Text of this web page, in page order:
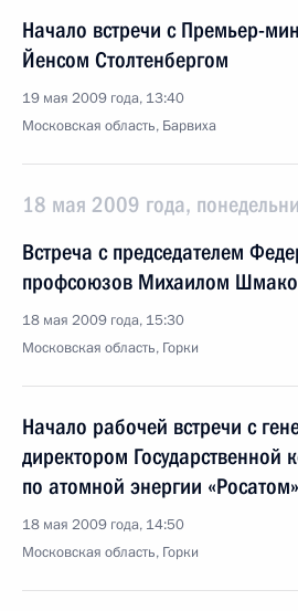
Начало встречи с Премьер-
Йенсом Столтенбергом
19 мая 2009 года, 13:40
Московская область, Барвиха
18 мая 2009 года,
Встреча с председателем
профсоюзов Михаилом
18 мая 2009 года, 15:30
Московская область, Горки
Начало рабочей встречи с
директором Государственной
по атомной энергии
18 мая 2009 года, 14:50
Московская область, Горки